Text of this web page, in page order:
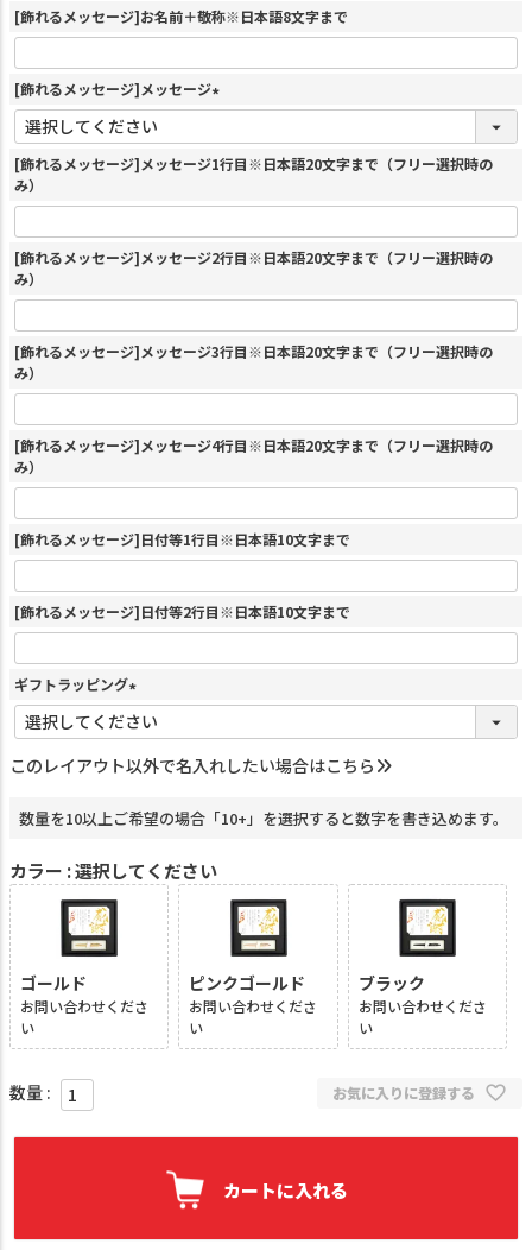
須
)
[飾れるメッセージ]お名前＋敬称※日本語8文字まで
[飾れるメッセージ]メッセージ
(
須
[飾れるメッセージ]メッセージ1行目※日本語20文字まで（フリー選択時の
み）
[飾れるメッセージ]メッセージ2行目※日本語20文字まで（フリー選択時の
み）
[飾れるメッセージ]メッセージ3行目※日本語20文字まで（フリー選択時の
み）
[飾れるメッセージ]メッセージ4行目※日本語20文字まで（フリー選択時の
み）
[飾れるメッセージ]日付等1行目※日本語10文字まで
[飾れるメッセージ]日付等2行目※日本語10文字まで
ギフトラッピング
(
必
)
このレイアウト以外で名入れしたい場合はこちら
数量を10以上ご希望の場合「10+」を選択すると数字を書き込めます。
カラー 選択してください
ゴールド
お問い合わせくださ
い
ピンクゴールド
お問い合わせくださ
い
ブラック
お問い合わせくださ
い
お気に入りに登録する
カートに入れる